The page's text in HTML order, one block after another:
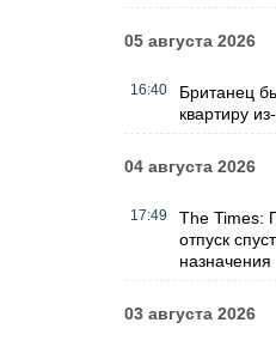
05 августа 2026
16:40
Британец
квартиру
04 августа 2026
17:49
The Times:
отпуск
назначения
03 августа 2026